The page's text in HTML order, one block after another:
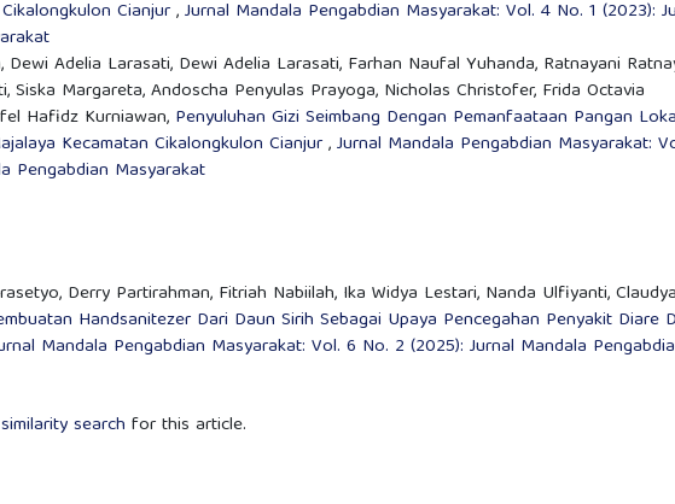
Cianjur,Jurnal Mandala Pengabdian Masyarakat: Vol. 4 No. 1 (2023):
Dewi Adelia Larasati, Dewi Adelia Larasati, Farhan Naufal Yuhanda, Ratnayani
Siska Margareta, Andoscha Penyulas Prayoga, Nicholas Christofer, Frida Octavia
Hafidz Kurniawan, Penyuluhan Gizi Seimbang Dengan Pemanfaataan Pangan
Kecamatan Cikalongkulon Cianjur,Jurnal Mandala Pengabdian Masyarakat:
Pengabdian Masyarakat
Derry Partirahman, Fitriah Nabiilah, Ika Widya Lestari, Nanda Ulfiyanti, Claudya
Handsanitezer Dari Daun Sirih Sebagai Upaya Pencegahan Penyakit Diare
Mandala Pengabdian Masyarakat: Vol. 6 No. 2 (2025): Jurnal Mandala
search for this article.